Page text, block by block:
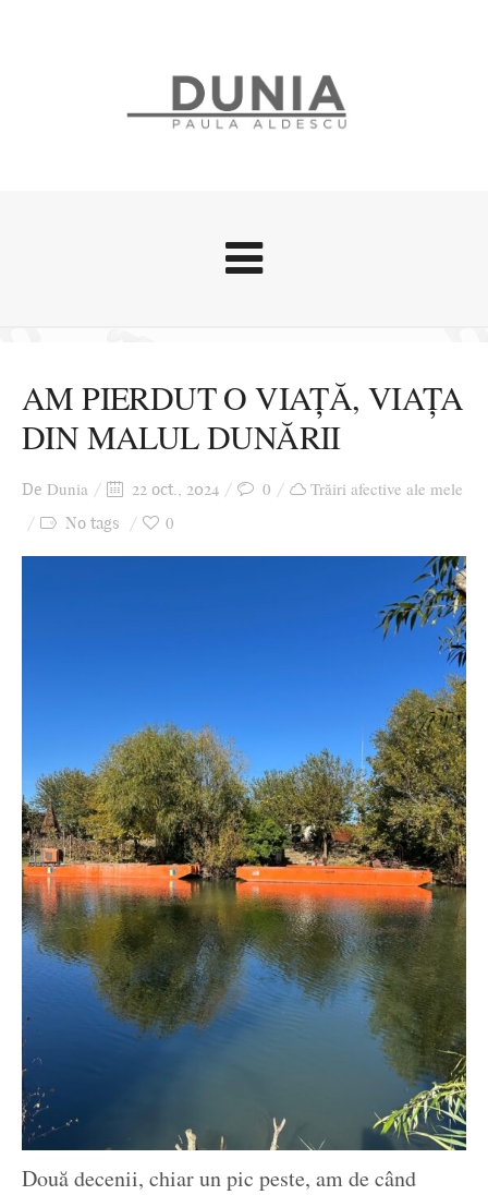
Stari afective
Zice Dunia
Călătorii
Cursuri povestite
AM PIERDUT O VIAȚĂ, VIAȚA
DIN MALUL DUNĂRII
De Dunia 22 oct., 2024 0 Trăiri afective ale mele
No tags 0
Două decenii, chiar un pic peste, am de când